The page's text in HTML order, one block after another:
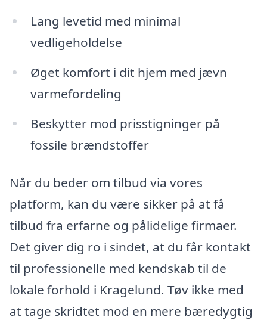
Lang levetid med minimal
vedligeholdelse
Øget komfort i dit hjem med jævn
varmefordeling
Beskytter mod prisstigninger på
fossile brændstoffer
Når du beder om tilbud via vores
platform, kan du være sikker på at få
tilbud fra erfarne og pålidelige firmaer.
Det giver dig ro i sindet, at du får kontakt
til professionelle med kendskab til de
lokale forhold i Kragelund. Tøv ikke med
at tage skridtet mod en mere bæredygtig